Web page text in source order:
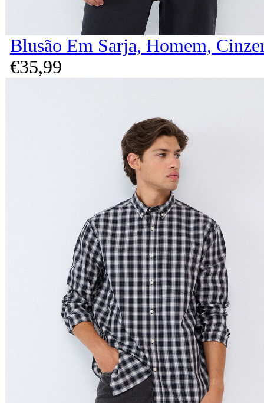
Blusão Em Sarja, Homem,
€35,99